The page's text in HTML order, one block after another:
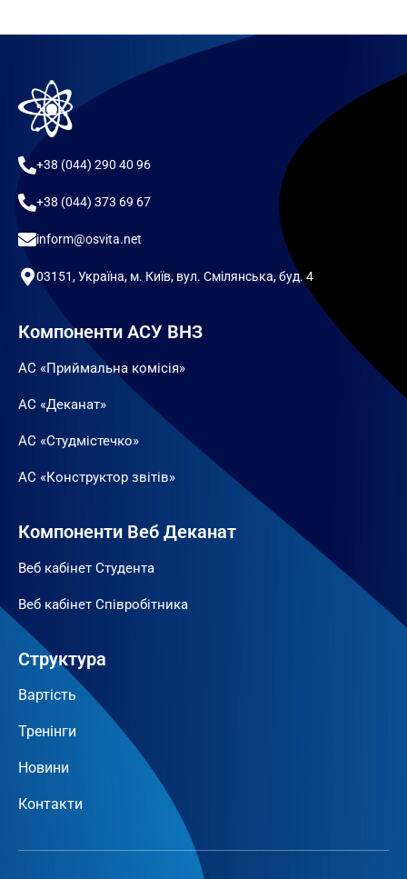
+38 (044) 290 40 96
+38 (044) 373 69 67
inform@osvita.net
03151, Україна, м. Київ, вул. Смілянська, буд. 4
Компоненти АСУ ВНЗ
АС «Приймальна комісія»
АС «Деканат»
АС «Студмістечко»
АС «Конструктор звітів»
Компоненти Веб Деканат
Веб кабінет Студента
Веб кабінет Співробітника
Структура
Вартість
Тренінги
Новини
Контакти